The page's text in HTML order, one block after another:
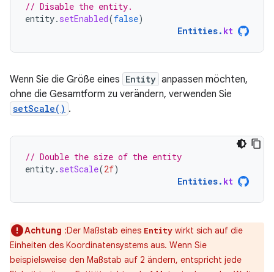
// Disable the entity.
entity. setEnabled(false)
Entities. kt
Wenn Sie die Größe eines Entity anpassen möchten,
ohne die Gesamtform zu verändern, verwenden Sie
setScale() .
// Double the size of the entity
entity. setScale(2f)
Entities. kt
Achtung :Der Maßstab eines Entity wirkt sich auf die
Einheiten des Koordinatensystems aus. Wenn Sie
beispielsweise den Maßstab auf 2 ändern, entspricht jede